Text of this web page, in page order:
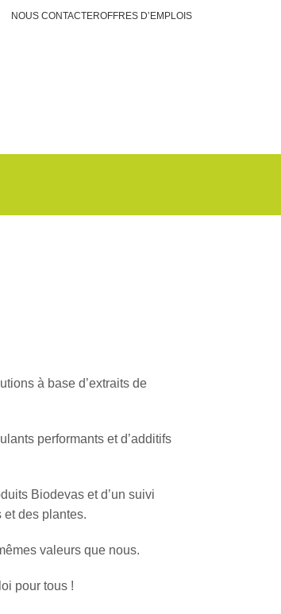
NOUS CONTACTEROFFRES D’EMPLOIS
à base d’extraits de
performants et d’additifs
Biodevas et d’un suivi
des plantes.
valeurs que nous.
pour tous !